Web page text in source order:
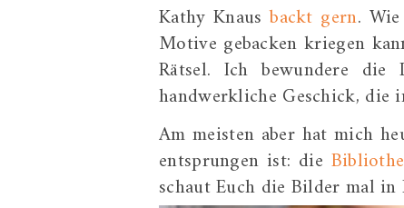
Kathy Knausbackt gern.
Motive gebacken kriegen
Rätsel. Ich bewundere
handwerkliche Geschick, die
Am meisten aber hat mich
entsprungen ist: die
schaut Euch die Bilder mal in